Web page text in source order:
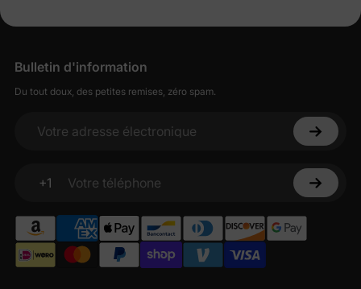
Bulletin d'information
Du tout doux, des petites remises, zéro spam.
Votre adresse électronique
+1
Votre téléphone